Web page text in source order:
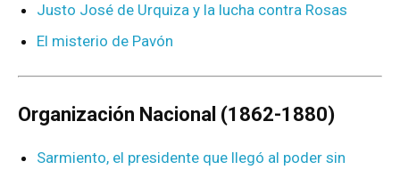
Justo José de Urquiza y la lucha contra Rosas
El misterio de Pavón
Organización Nacional (1862-1880)
Sarmiento, el presidente que llegó al poder sin